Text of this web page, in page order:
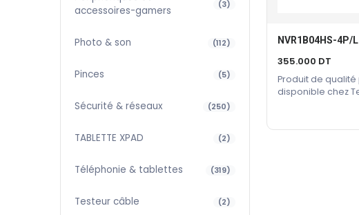
accessoires-gamers
(3)
Photo & son (112)
Pinces (5)
Sécurité & réseaux (250)
TABLETTE XPAD (2)
Téléphonie & tablettes (319)
Testeur câble (2)
NVR1B04HS-4P/L
355.000 DT
Produit de
disponible chez